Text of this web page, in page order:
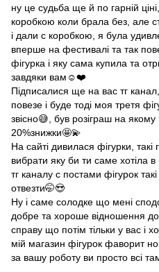
ну це судьба ще й по гарній
коробкою коли брала без, але
і дали с коробкою, я була
вперше на фестивалі та так
фігурка і яку сама купила та
завдяки вам☺️❤️
Підписалися ще на вас тг
повезе і буде тоді моя третя
звісно😅, був розіграш на
20%знижки🤩💫
На сайті дивилася фігурки,
вибрати яку би ти саме хотіла
тг каналу с постами фігурок
отвезти🤭😍
Ну і саме солодке що мені
добре та хороше відношення
справу що потім тільки у вас і
мій магазин фігурок фаворит
за вашу роботу ви просто всі